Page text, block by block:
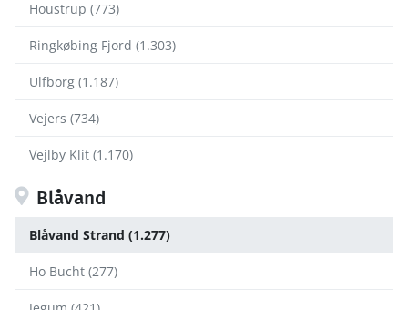
Houstrup (773)
Ringkøbing Fjord (1.303)
Ulfborg (1.187)
Vejers (734)
Vejlby Klit (1.170)
Blåvand
Blåvand Strand (1.277)
Ho Bucht (277)